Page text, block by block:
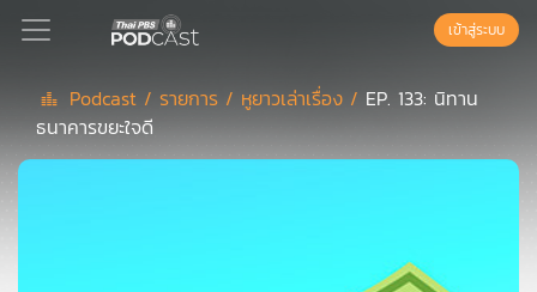
Podcast
เข้าสู่ระบบ
Podcast / รายการ / หูยาวเล่าเรื่อง / EP. 133: นิทาน
ธนาคารขยะใจดี